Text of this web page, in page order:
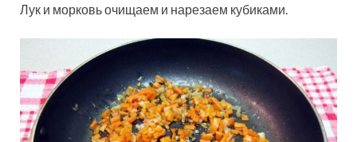
Лук и морковь очищаем и нарезаем кубиками.